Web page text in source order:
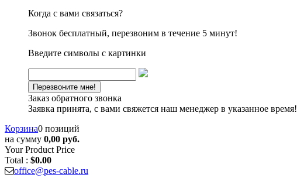
Когда с вами связаться?
Звонок бесплатный, перезвоним в течение 5 минут!
Введите символы с картинки
Заказ обратного звонка
Заявка принята, с вами свяжется наш менеджер в указанное время!
Корзина0 позиций
на сумму 0,00 руб.
Your Product Price
Total : $0.00
office@pes-cable.ru